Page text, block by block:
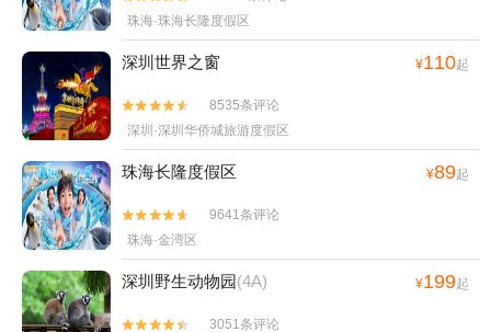
珠海·珠海长隆度假区
深圳世界之窗 ¥110起


8535条评论
深圳·深圳华侨城旅游度假区
珠海长隆度假区 ¥89起


9641条评论
珠海·金湾区
深圳野生动物园(4A) ¥199起

 3051条评论